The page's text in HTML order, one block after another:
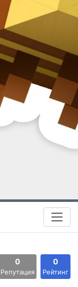
0
Репутация
0
Рейтинг